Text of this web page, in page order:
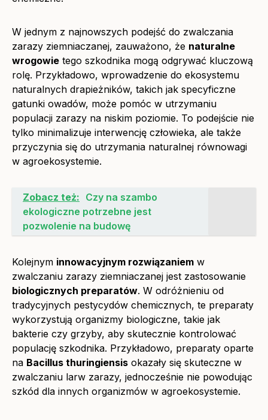
W jednym z najnowszych podejść do zwalczania
zarazy ziemniaczanej, zauważono, że naturalne
wrogowie tego szkodnika mogą odgrywać kluczową
rolę. Przykładowo, wprowadzenie do ekosystemu
naturalnych drapieżników, takich jak specyficzne
gatunki owadów, może pomóc w utrzymaniu
populacji zarazy na niskim poziomie. To podejście nie
tylko minimalizuje interwencję człowieka, ale także
przyczynia się do utrzymania naturalnej równowagi
w agroekosystemie.
Zobacz też: Czy na szambo
ekologiczne potrzebne jest
pozwolenie na budowę
Kolejnym innowacyjnym rozwiązaniem w
zwalczaniu zarazy ziemniaczanej jest zastosowanie
biologicznych preparatów. W odróżnieniu od
tradycyjnych pestycydów chemicznych, te preparaty
wykorzystują organizmy biologiczne, takie jak
bakterie czy grzyby, aby skutecznie kontrolować
populację szkodnika. Przykładowo, preparaty oparte
na Bacillus thuringiensis okazały się skuteczne w
zwalczaniu larw zarazy, jednocześnie nie powodując
szkód dla innych organizmów w agroekosystemie.